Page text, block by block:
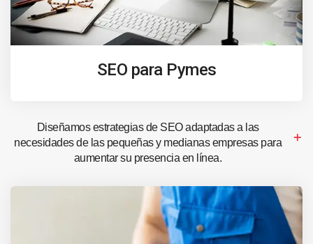
SEO para Pymes
Diseñamos estrategias de SEO adaptadas a las
necesidades de las pequeñas y medianas empresas para
aumentar su presencia en línea.